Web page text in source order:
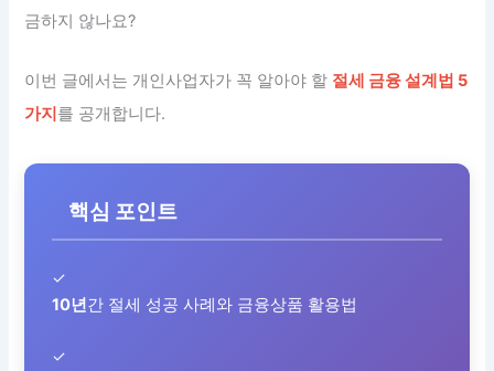
금하지 않나요?
이번 글에서는 개인사업자가 꼭 알아야 할 절세 금융 설계법 5
가지를 공개합니다.
핵심 포인트
✓
10년간 절세 성공 사례와 금융상품 활용법
✓